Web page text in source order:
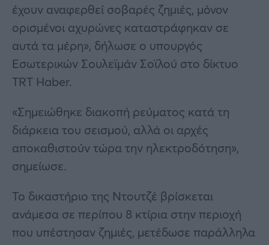
έχουν αναφερθεί σοβαρές ζημιές, μόνον
ορισμένοι αχυρώνες καταστράφηκαν σε
αυτά τα μέρη», δήλωσε ο υπουργός
Εσωτερικών Σουλεϊμάν Σοϊλού στο δίκτυο
TRT Haber.
«Σημειώθηκε διακοπή ρεύματος κατά τη
διάρκεια του σεισμού, αλλά οι αρχές
αποκαθιστούν τώρα την ηλεκτροδότηση»,
σημείωσε.
Το δικαστήριο της Ντουτζέ βρίσκεται
ανάμεσα σε περίπου 8 κτίρια στην περιοχή
που υπέστησαν ζημιές, μετέδωσε παράλληλα